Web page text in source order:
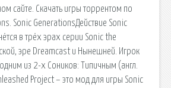
сайте. Скачать игры торрентом по
Sonic GenerationsДействие Sonic
в трёх эрaх серии Sonic the
эре Dreamcast и Нынешней. Игрок
из 2-х Соников: Типичным (aнгл.
Project – это мод для игры Sonic